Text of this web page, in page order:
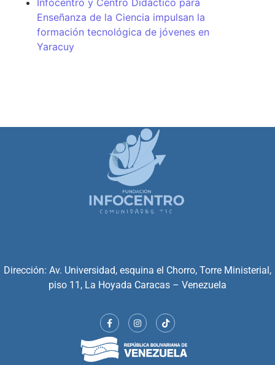
Infocentro y Centro Didáctico para
Enseñanza de la Ciencia impulsan la
formación tecnológica de jóvenes en
Yaracuy
Dirección: Av. Universidad, esquina el Chorro, Torre Ministerial,
piso 11, La Hoyada Caracas – Venezuela